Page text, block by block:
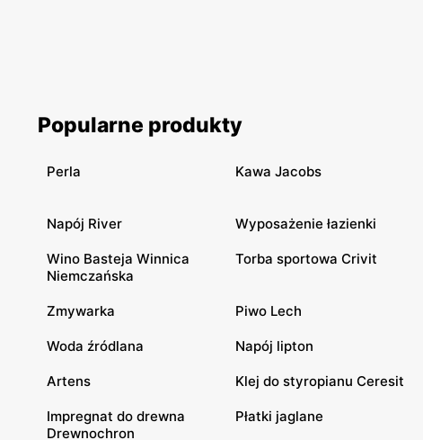
Popularne produkty
Perla Kawa Jacobs
Napój River Wyposażenie łazienki
Wino Basteja Winnica
Niemczańska
Torba sportowa Crivit
Zmywarka Piwo Lech
Woda źródlana Napój lipton
Artens Klej do styropianu Ceresit
Impregnat do drewna
Drewnochron
Płatki jaglane